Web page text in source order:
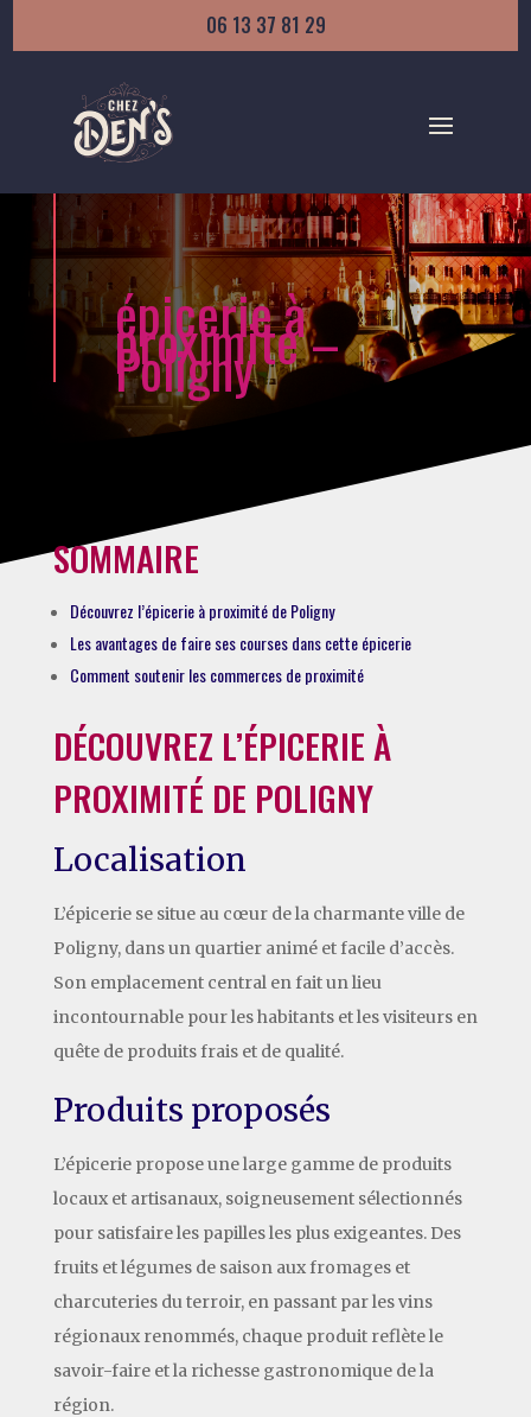
06 13 37 81 29
épicerie à
proximité –
Poligny
SOMMAIRE
Découvrez l’épicerie à proximité de Poligny
Les avantages de faire ses courses dans cette épicerie
Comment soutenir les commerces de proximité
DÉCOUVREZ L’ÉPICERIE À
PROXIMITÉ DE POLIGNY
Localisation
L’épicerie se situe au cœur de la charmante ville de
Poligny, dans un quartier animé et facile d’accès.
Son emplacement central en fait un lieu
incontournable pour les habitants et les visiteurs en
quête de produits frais et de qualité.
Produits proposés
L’épicerie propose une large gamme de produits
locaux et artisanaux, soigneusement sélectionnés
pour satisfaire les papilles les plus exigeantes. Des
fruits et légumes de saison aux fromages et
charcuteries du terroir, en passant par les vins
régionaux renommés, chaque produit reflète le
savoir-faire et la richesse gastronomique de la
région.